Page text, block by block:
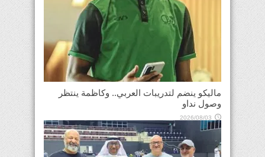
ماليكو ينضم لتدريبات العربي.. وكاظمة ينتظر
وصول نداو
2026/08/03